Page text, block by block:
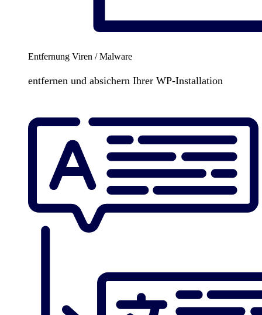
Entfernung Viren / Malware
entfernen und absichern Ihrer WP-Installation